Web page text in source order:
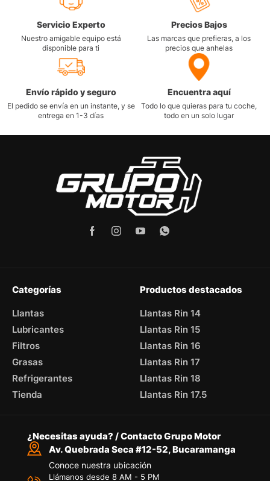
Servicio Experto
Nuestro amigable equipo está
disponible para ti
Precios Bajos
Las marcas que prefieras, a los
precios que anhelas
Envío rápido y seguro
El pedido se envía en un instante, y se
entrega en 1-3 días
Encuentra aquí
Todo lo que quieras para tu coche,
todo en un solo lugar
Categorías
Llantas
Lubricantes
Filtros
Grasas
Refrigerantes
Tienda
Productos destacados
Llantas Rin 14
Llantas Rin 15
Llantas Rin 16
Llantas Rin 17
Llantas Rin 18
Llantas Rin 17.5
¿Necesitas ayuda? / Contacto Grupo Motor
Av. Quebrada Seca #12-52, Bucaramanga
Conoce nuestra ubicación
Llámanos desde 8 AM - 5 PM